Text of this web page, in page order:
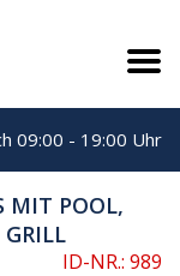
09:00 - 19:00 Uhr
MIT POOL,
ID-NR.: 989